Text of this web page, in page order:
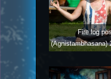
Fire log
(Agnistambhasana)